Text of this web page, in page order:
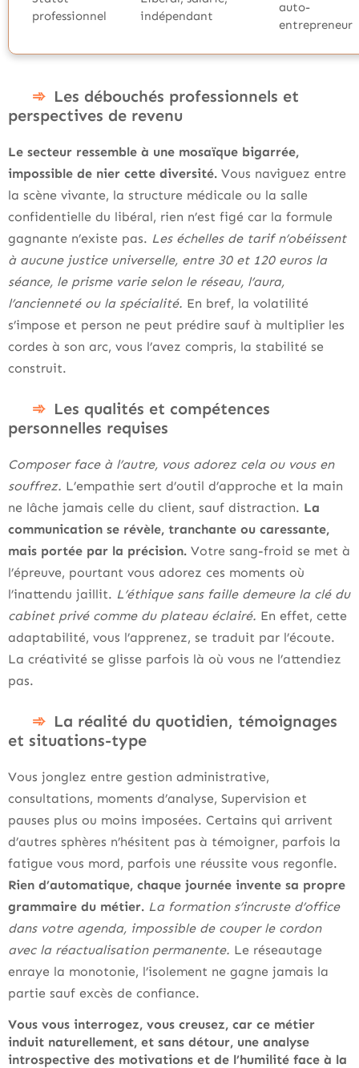
professionnel
indépendant
auto-
entrepreneur
Les débouchés professionnels et
perspectives de revenu
Le secteur ressemble à une mosaïque bigarrée,
impossible de nier cette diversité. Vous naviguez entre
la scène vivante, la structure médicale ou la salle
confidentielle du libéral, rien n’est figé car la formule
gagnante n’existe pas. Les échelles de tarif n’obéissent
à aucune justice universelle, entre 30 et 120 euros la
séance, le prisme varie selon le réseau, l’aura,
l’ancienneté ou la spécialité. En bref, la volatilité
s’impose et person ne peut prédire sauf à multiplier les
cordes à son arc, vous l’avez compris, la stabilité se
construit.
Les qualités et compétences
personnelles requises
Composer face à l’autre, vous adorez cela ou vous en
souffrez. L’empathie sert d’outil d’approche et la main
ne lâche jamais celle du client, sauf distraction. La
communication se révèle, tranchante ou caressante,
mais portée par la précision. Votre sang-froid se met à
l’épreuve, pourtant vous adorez ces moments où
l’inattendu jaillit. L’éthique sans faille demeure la clé du
cabinet privé comme du plateau éclairé. En effet, cette
adaptabilité, vous l’apprenez, se traduit par l’écoute.
La créativité se glisse parfois là où vous ne l’attendiez
pas.
La réalité du quotidien, témoignages
et situations-type
Vous jonglez entre gestion administrative,
consultations, moments d’analyse, Supervision et
pauses plus ou moins imposées. Certains qui arrivent
d’autres sphères n’hésitent pas à témoigner, parfois la
fatigue vous mord, parfois une réussite vous regonfle.
Rien d’automatique, chaque journée invente sa propre
grammaire du métier. La formation s’incruste d’office
dans votre agenda, impossible de couper le cordon
avec la réactualisation permanente. Le réseautage
enraye la monotonie, l’isolement ne gagne jamais la
partie sauf excès de confiance.
Vous vous interrogez, vous creusez, car ce métier
induit naturellement, et sans détour, une analyse
introspective des motivations et de l’humilité face à la